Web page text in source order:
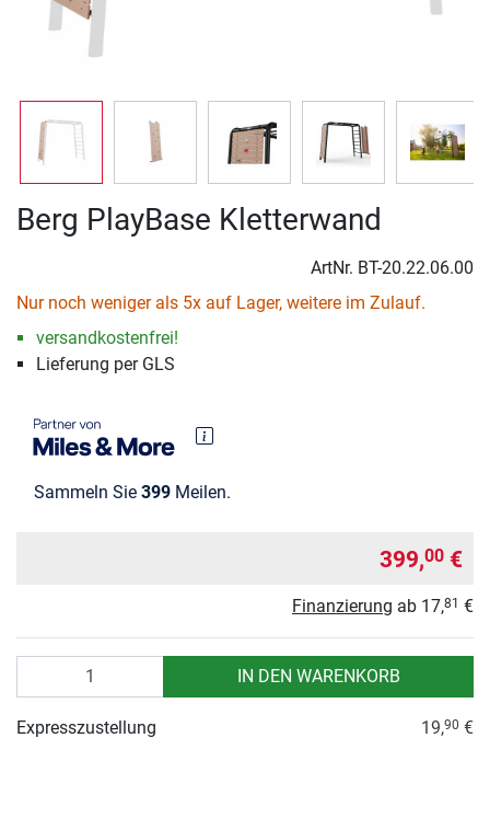
Berg PlayBase Kletterwand
ArtNr. BT-20.22.06.00
Nur noch weniger als 5x auf Lager, weitere im Zulauf.
versandkostenfrei!
Lieferung per GLS
Sammeln Sie 399 Meilen.
399,00 €
Finanzierung ab 17,81 €
IN DEN WARENKORB
Expresszustellung 19,90 €